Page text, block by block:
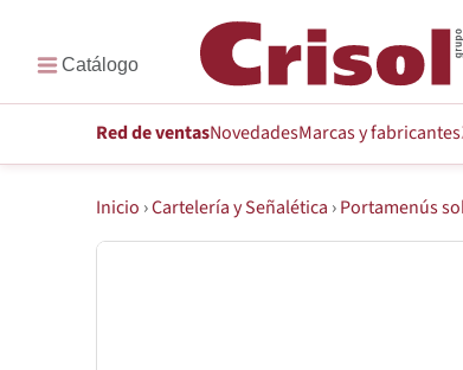
Red de ventasNovedadesMarcasy fabricantes
Inicio ›Cartelería y Señalética ›Portamenús